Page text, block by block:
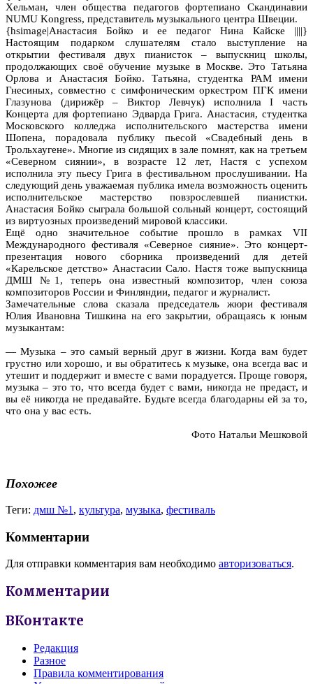
Хельман, член общества педагогов фортепиано Скандинавии
NUMU Kongress, представитель музыкального центра Швеции.
{hsimage|Анастасия Бойко и ее педагог Нина Кайске ||||}
Настоящим подарком слушателям стало выступление на
открытии фестиваля двух пианисток – выпускниц школы,
продолжающих своё обучение музыке в Москве. Это Татьяна
Орлова и Анастасия Бойко. Татьяна, студентка РАМ имени
Гнесиных, совместно с симфоническим оркестром ПГК имени
Глазунова (дирижёр – Виктор Левчук) исполнила I часть
Концерта для фортепиано Эдварда Грига. Анастасия, студентка
Московского колледжа исполнительского мастерства имени
Шопена, порадовала публику пьесой «Свадебный день в
Трольхаугене». Многие из сидящих в зале помнят, как на третьем
«Северном сиянии», в возрасте 12 лет, Настя с успехом
исполнила эту пьесу Грига в фестивальном прослушивании. На
следующий день уважаемая публика имела возможность оценить
исполнительское мастерство повзрослевшей пианистки.
Анастасия Бойко сыграла большой сольный концерт, состоящий
из виртуозных произведений мировой классики.
Ещё одно значительное событие прошло в рамках VII
Международного фестиваля «Северное сияние». Это концерт-
презентация нового сборника произведений для детей
«Карельское детство» Анастасии Сало. Настя тоже выпускница
ДМШ №1, теперь она известный композитор, член союза
композиторов России и Финляндии, педагог и журналист.
Замечательные слова сказала председатель жюри фестиваля
Юлия Ивановна Тишкина на его закрытии, обращаясь к юным
музыкантам:
— Музыка – это самый верный друг в жизни. Когда вам будет
грустно или хорошо, и вы обратитесь к музыке, она всегда вас и
утешит и поддержит и вместе с вами порадуется. Проще говоря,
музыка – это то, что всегда будет с вами, никогда не предаст, и
вы её никогда не предавайте. Будьте всегда благодарны ей за то,
что она у вас есть.
Фото Натальи Мешковой
Похожее
Теги: дмш №1 , культура, музыка, фестиваль
Комментарии
Для отправки комментария вам необходимо авторизоваться.
Комментарии
ВКонтакте
Редакция
Разное
Правила комментирования